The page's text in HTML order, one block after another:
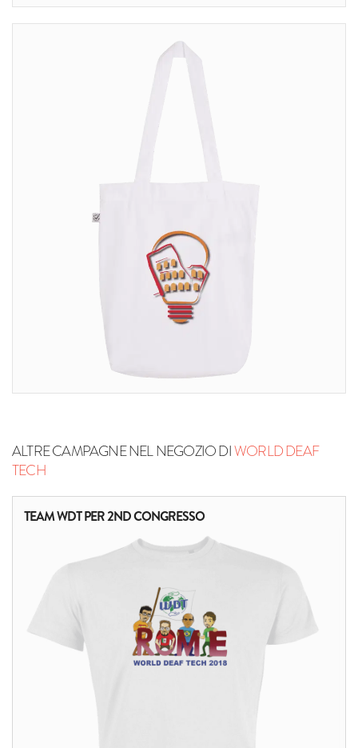
ALTRE CAMPAGNE NEL NEGOZIO DIWORLD DEAF
TECH
TEAM WDT PER 2ND CONGRESSO